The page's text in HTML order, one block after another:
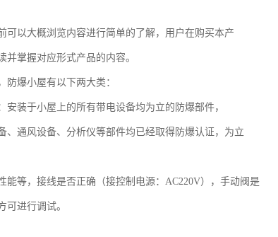
可以大概浏览内容进行简单的了解，用户在购买本产
并掌握对应形式产品的内容。
防爆小屋有以下两大类：
安装于小屋上的所有带电设备均为立的防爆部件，
、通风设备、分析仪等部件均已经取得防爆认证，为立
能等，接线是否正确（接控制电源：AC220V），手动阀是
可进行调试。